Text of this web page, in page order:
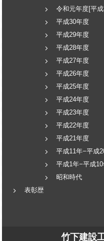
令和元年度[平
平成30年度
平成29年度
平成28年度
平成27年度
平成26年度
平成25年度
平成24年度
平成23年度
平成22年度
平成21年度
平成11年−平成
平成1年−平成
昭和時代
表彰歴
竹下建設